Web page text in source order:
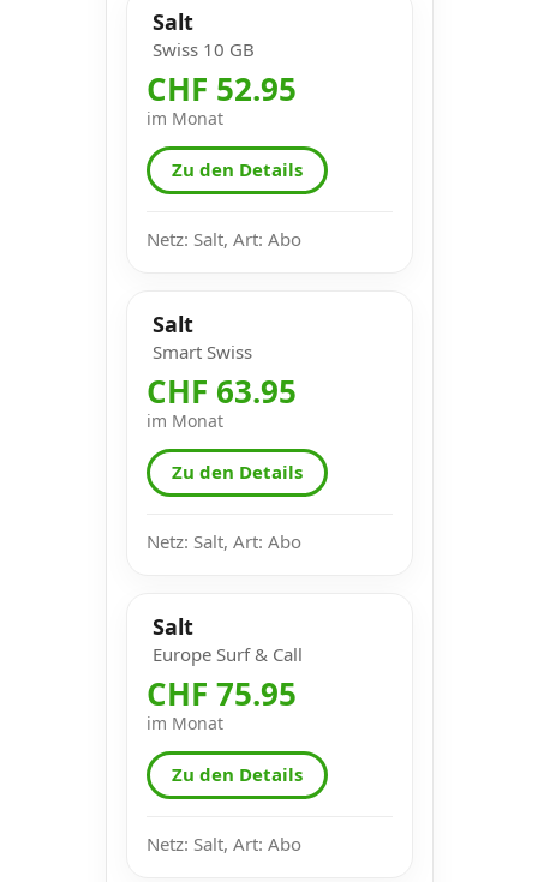
Salt
Swiss 10 GB
CHF 52.95
im Monat
Zu den Details
Netz: Salt, Art: Abo
Salt
Smart Swiss
CHF 63.95
im Monat
Zu den Details
Netz: Salt, Art: Abo
Salt
Europe Surf & Call
CHF 75.95
im Monat
Zu den Details
Netz: Salt, Art: Abo